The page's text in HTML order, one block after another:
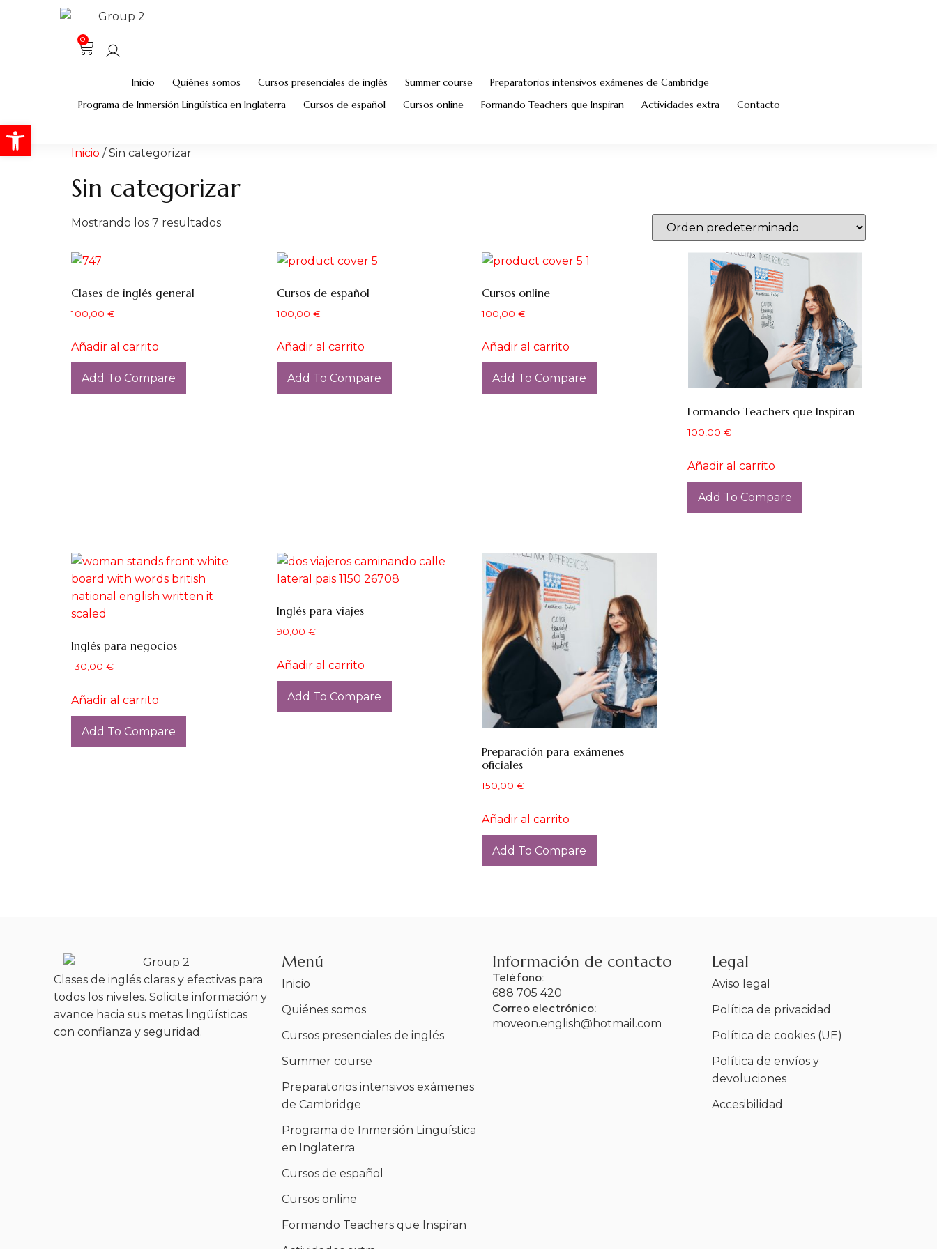
0
Inicio Quiénes somos Cursos presenciales de inglés Summer course
Preparatorios intensivos exámenes de Cambridge
Programa de Inmersión Lingüística en Inglaterra
Cursos de español Cursos online Formando Teachers que Inspiran Actividades extra Contacto
Inicio / Sin categorizar
Sin categorizar
Mostrando los 7 resultados
Clases de inglés general
100,00 €
Añadir al carrito
Add To Compare
Cursos de español
100,00 €
Añadir al carrito
Add To Compare
Cursos online
100,00€
Añadir al carrito
Add To Compare
Formando Teachers que Inspiran
100,00€
Añadir al carrito
Add To Compare
Inglés para negocios
130,00 €
Añadir al carrito
Add To Compare
Inglés para viajes
90,00 €
Añadir al carrito
Add To Compare
Preparación para exámenes
oficiales
150,00€
Añadir al carrito
Add To Compare
Clases de inglés claras y efectivas para
todos los niveles. Solicite información y
avance hacia sus metas lingüísticas
con confianza y seguridad.
Menú
Inicio
Quiénes somos
Cursos presenciales de inglés
Summer course
Preparatorios intensivos exámenes
de Cambridge
Programa de Inmersión Lingüística
en Inglaterra
Cursos de español
Cursos online
Formando Teachers que Inspiran
Información de contacto
Teléfono:
688 705 420
Correo electrónico:
moveon.english@hotmail.com
Legal
Aviso legal
Política de privacidad
Política de cookies (UE)
Política de envíos y
devoluciones
Accesibilidad
Abrir barra de herramientas